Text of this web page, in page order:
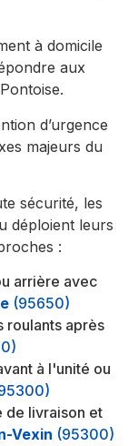
à domicile
aux
d’urgence
majeurs du
sécurité, les
déploient leurs
:
arrière avec
(95650)
roulants après
à l'unité ou
de livraison et
Vexin (95300)